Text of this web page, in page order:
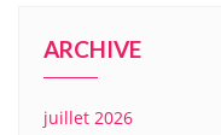
ARCHIVE
juillet 2026